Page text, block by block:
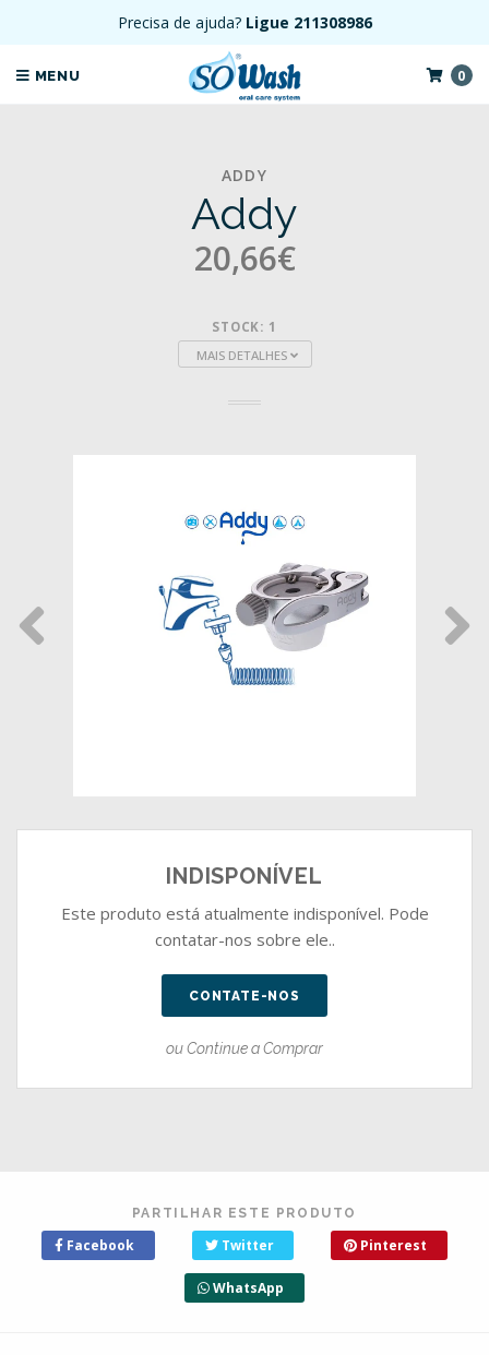
Precisa de ajuda? Ligue 211308986
MENU 0
ADDY
Addy
20,66€
STOCK: 1
MAIS DETALHES
INDISPONÍVEL
Este produto está atualmente indisponível. Pode
contatar-nos sobre ele..
CONTATE-NOS
ou Continue a Comprar
PARTILHAR ESTE PRODUTO
Facebook Twitter Pinterest
WhatsApp